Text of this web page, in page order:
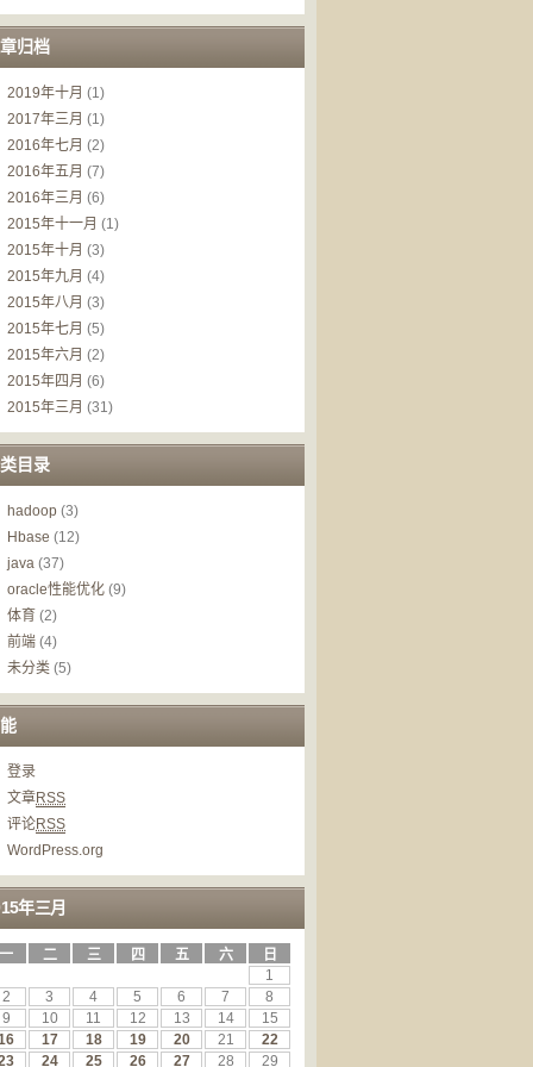
归档
2019年十月 (1)
2017年三月 (1)
2016年七月 (2)
2016年五月 (7)
2016年三月 (6)
2015年十一月 (1)
2015年十月 (3)
2015年九月 (4)
2015年八月 (3)
2015年七月 (5)
2015年六月 (2)
2015年四月 (6)
2015年三月 (31)
目录
hadoop (3)
Hbase (12)
java (37)
oracle性能优化 (9)
体育 (2)
前端 (4)
未分类 (5)
登录
文章RSS
评论RSS
WordPress.org
年三月
一 二 三 四 五 六
日
1
2
3 4 5 6 7
8
9
10 11 12 13 14
15
17 18 19 20 21
22
24 25 26 27 28 29